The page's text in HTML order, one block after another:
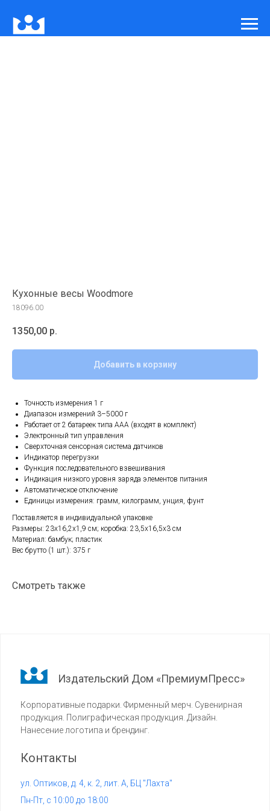
Кухонные весы Woodmore
18096.00
1350,00 р.
Добавить в корзину
Точность измерения 1 г
Диапазон измерений 3–5000 г
Работает от 2 батареек типа ААА (входят в комплект)
Электронный тип управления
Сверхточная сенсорная система датчиков
Индикатор перегрузки
Функция последовательного взвешивания
Индикация низкого уровня заряда элементов питания
Автоматическое отключение
Единицы измерения: грамм, килограмм, унция, фунт
Поставляется в индивидуальной упаковке
Размеры: 23х16,2х1,9 см; коробка: 23,5х16,5х3 см
Материал: бамбук; пластик
Вес брутто (1 шт.): 375 г
Смотреть также
Издательский Дом «ПремиумПресс»
Корпоративные подарки. Фирменный мерч. Сувенирная
продукция. Полиграфическая продукция. Дизайн.
Нанесение логотипа и брендинг.
Контакты
ул. Оптиков, д. 4, к. 2, лит. А, БЦ "Лахта"
Пн-Пт, с 10:00 до 18:00